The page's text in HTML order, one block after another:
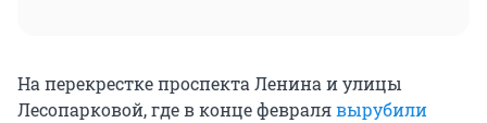
На перекрестке проспекта Ленина и улицы
Лесопарковой, где в конце февралявырубили